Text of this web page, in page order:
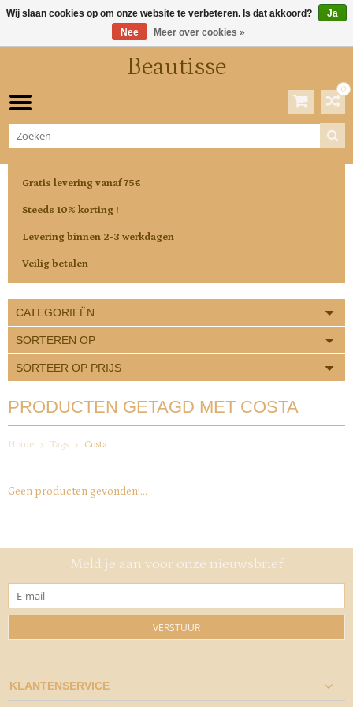
Beautisse
0
Gratis levering vanaf 75€
Steeds 10% korting !
Levering binnen 2-3 werkdagen
Veilig betalen
CATEGORIEËN
SORTEREN OP
SORTEER OP PRIJS
PRODUCTEN GETAGD MET COSTA
Home Tags Costa
Geen producten gevonden!...
Meld je aan voor onze nieuwsbrief
VERSTUUR
KLANTENSERVICE
Wij slaan cookies op om onze website te verbeteren. Is dat akkoord?
Ja
Nee
Meer over cookies »